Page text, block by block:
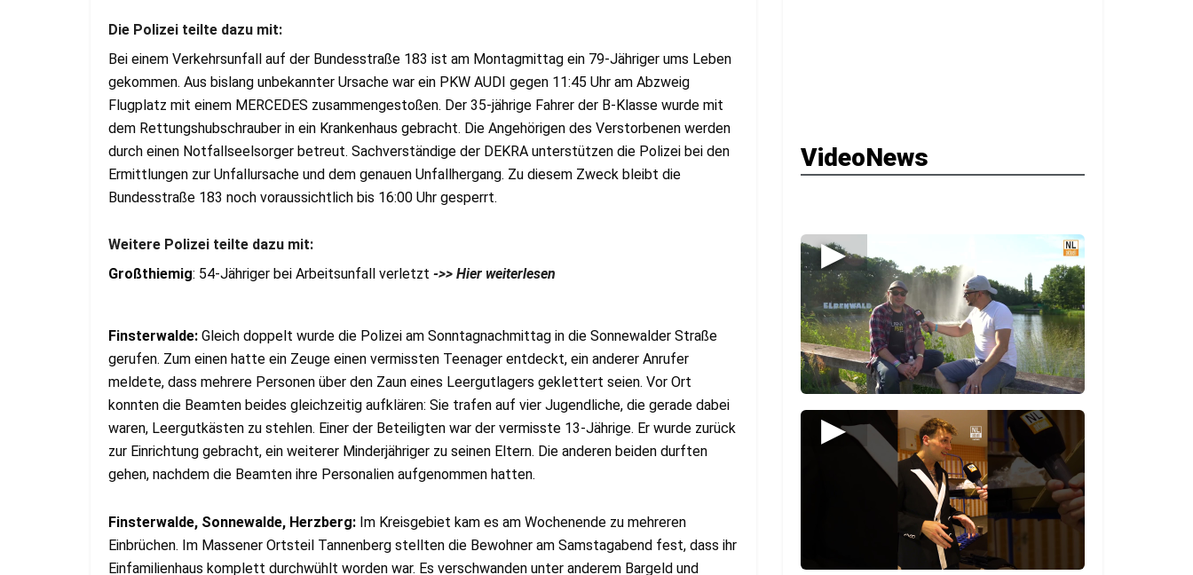
Die Polizei teilte dazu mit:
Bei einem Verkehrsunfall auf der Bundesstraße 183 ist am Montagmittag ein 79-Jähriger ums Leben
gekommen. Aus bislang unbekannter Ursache war ein PKW AUDI gegen 11:45 Uhr am Abzweig
Flugplatz mit einem MERCEDES zusammengestoßen. Der 35-jährige Fahrer der B-Klasse wurde mit
dem Rettungshubschrauber in ein Krankenhaus gebracht. Die Angehörigen des Verstorbenen werden
durch einen Notfallseelsorger betreut. Sachverständige der DEKRA unterstützen die Polizei bei den
Ermittlungen zur Unfallursache und dem genauen Unfallhergang. Zu diesem Zweck bleibt die
Bundesstraße 183 noch voraussichtlich bis 16:00 Uhr gesperrt.
Weitere Polizei teilte dazu mit:
Großthiemig: 54-Jähriger bei Arbeitsunfall verletzt ->> Hier weiterlesen
Finsterwalde: Gleich doppelt wurde die Polizei am Sonntagnachmittag in die Sonnewalder Straße
gerufen. Zum einen hatte ein Zeuge einen vermissten Teenager entdeckt, ein anderer Anrufer
meldete, dass mehrere Personen über den Zaun eines Leergutlagers geklettert seien. Vor Ort
konnten die Beamten beides gleichzeitig aufklären: Sie trafen auf vier Jugendliche, die gerade dabei
waren, Leergutkästen zu stehlen. Einer der Beteiligten war der vermisste 13-Jährige. Er wurde zurück
zur Einrichtung gebracht, ein weiterer Minderjähriger zu seinen Eltern. Die anderen beiden durften
gehen, nachdem die Beamten ihre Personalien aufgenommen hatten.
Finsterwalde, Sonnewalde, Herzberg: Im Kreisgebiet kam es am Wochenende zu mehreren
Einbrüchen. Im Massener Ortsteil Tannenberg stellten die Bewohner am Samstagabend fest, dass ihr
Einfamilienhaus komplett durchwühlt worden war. Es verschwanden unter anderem Bargeld und
VideoNews
▶
▶